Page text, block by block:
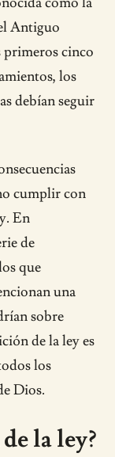
Antiguo
primeros cinco
los
debían seguir
cumplir con
En
de
que
una
sobre
de la ley es
los
Dios.
la ley?